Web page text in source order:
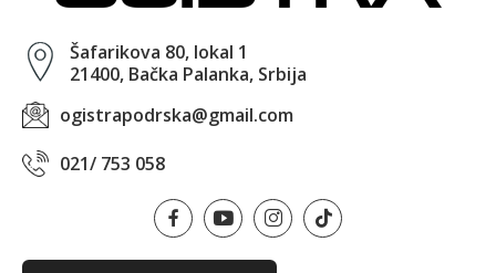
Šafarikova 80, lokal 1
21400, Bačka Palanka, Srbija
ogistrapodrska@gmail.com
021/ 753 058